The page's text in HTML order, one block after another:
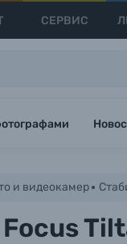
СЕРВИС
и видеокамер